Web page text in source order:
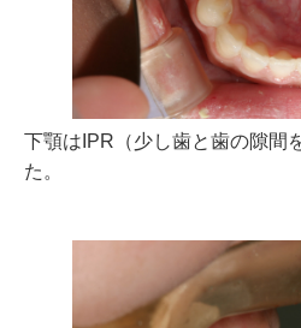
下顎はIPR（少し歯と歯の隙間
た。